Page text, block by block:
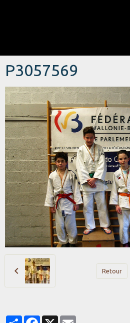
P3057569
Retour
PartagerFacebook
X